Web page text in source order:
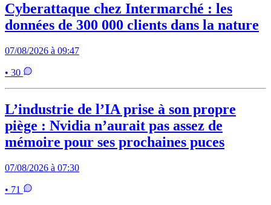
Cyberattaque chez Intermarché : les
données de 300 000 clients dans la nature
07/08/2026 à 09:47
• 30
L’industrie de l’IA prise à son propre
piège : Nvidia n’aurait pas assez de
mémoire pour ses prochaines puces
07/08/2026 à 07:30
• 71